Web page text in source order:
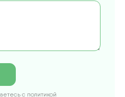
с политикой